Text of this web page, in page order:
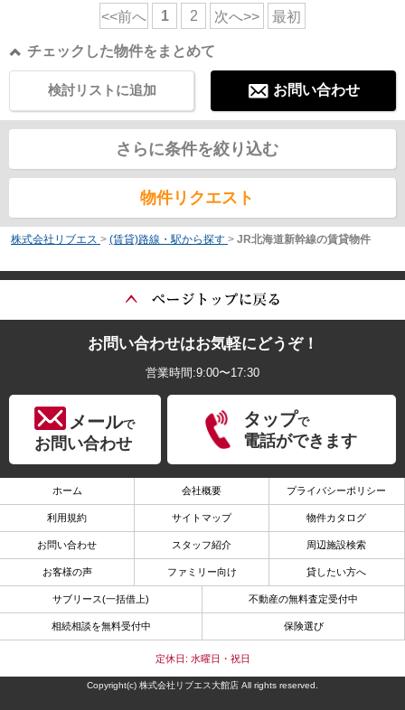
<<前へ 1 2 次へ>> 最初
チェックした物件をまとめて
お問い合わせ
検討リストに追加
さらに条件を絞り込む
物件リクエスト
株式会社リブエス > (賃貸)路線・駅から探す > JR北海道新幹線の賃貸物件
お問い合わせはお気軽にどうぞ！
営業時間:9:00〜17:30
メールで
お問い合わせ
タップで
電話ができます
ホーム 会社概要 プライバシーポリシー
利用規約 サイトマップ 物件カタログ
お問い合わせ スタッフ紹介 周辺施設検索
お客様の声 ファミリー向け 貸したい方へ
サブリース(一括借上) 不動産の無料査定受付中
相続相談を無料受付中 保険選び
定休日: 水曜日・祝日
Copyright(c) 株式会社リブエス大館店 All rights reserved.